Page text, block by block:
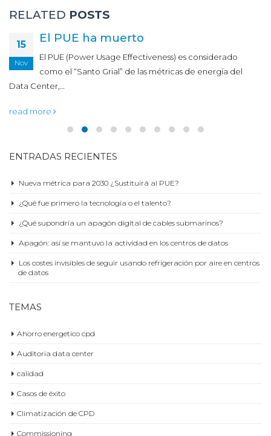
RELATED POSTS
15
Nov
El PUE ha muerto
El PUE (Power Usage Effectiveness) es considerado
como el “Santo Grial” de las métricas de energía del
Data Center,…
read more
ENTRADAS RECIENTES
Nueva métrica para 2030 ¿Sustituirá al PUE?
¿Qué fue primero la tecnología o el talento?
¿Qué supondría un apagón digital de cables submarinos?
Apagón: así se mantuvo la actividad en los centros de datos
Los costes invisibles de seguir usando refrigeración por aire en centros
de datos
TEMAS
Ahorro energetico cpd
Auditoria data center
calidad
Casos de éxito
Climatización de CPD
Commissioning